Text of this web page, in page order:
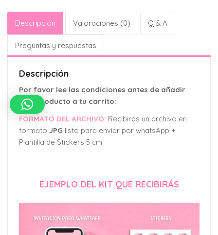
Descripción Valoraciones (0) Q & A
Preguntas y respuestas
Descripción
Por favor lee las condiciones antes de añadir
este producto a tu carrito:
FORMATO DEL ARCHIVO: Recibirás un archivo en
formato JPG listo para enviar por whatsApp +
Plantilla de Stickers 5 cm
EJEMPLO DEL KIT QUE RECIBIRÁS